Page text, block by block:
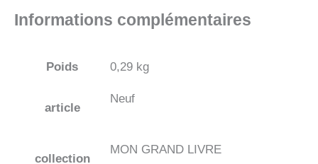
Informations complémentaires
Poids 0,29 kg
article
Neuf
collection
MON GRAND LIVRE